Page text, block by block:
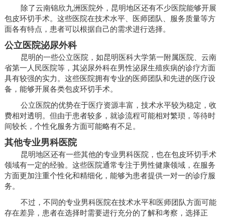
除了云南锦欣九洲医院外，昆明地区还有不少医院能够开展
包皮环切手术。这些医院在技术水平、医师团队、服务质量等方
面各有特点，患者可以根据自己的需求进行选择。
公立医院泌尿外科
昆明的一些公立医院，如昆明医科大学第一附属医院、云南
省第一人民医院等，其泌尿外科在男性泌尿生殖疾病的诊疗方面
具有较强的实力。这些医院拥有专业的医师团队和先进的医疗设
备，能够开展各类包皮环切手术。
公立医院的优势在于医疗资源丰富，技术水平较为稳定，收
费相对透明。但由于患者较多，就诊流程可能相对繁琐，等待时
间较长，个性化服务方面可能略有不足。
其他专业男科医院
昆明地区还有一些其他的专业男科医院，也在包皮环切手术
领域有一定的经验。这些医院通常专注于男性健康领域，在服务
方面更加注重个性化和精细化，能够为患者提供一对一的诊疗服
务。
不过，不同的专业男科医院在技术水平和医师团队方面可能
存在差异，患者在选择时需要进行充分的了解和考察，选择正